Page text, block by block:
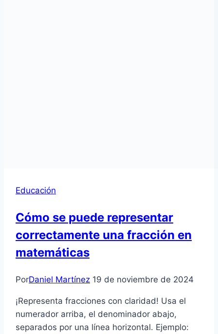
Educación
Cómo se puede representar
correctamente una fracción en
matemáticas
PorDaniel Martínez 19 de noviembre de 2024
¡Representa fracciones con claridad! Usa el
numerador arriba, el denominador abajo,
separados por una línea horizontal. Ejemplo: